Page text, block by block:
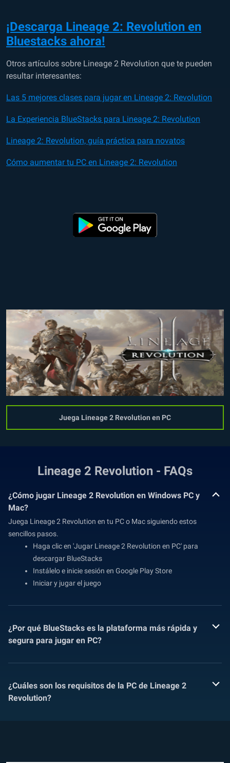
¡Descarga Lineage 2: Revolution en
Bluestacks ahora!
Otros artículos sobre Lineage 2 Revolution que te pueden
resultar interesantes:
Las 5 mejores clases para jugar en Lineage 2: Revolution
La Experiencia BlueStacks para Lineage 2: Revolution
Lineage 2: Revolution, guía práctica para novatos
Cómo aumentar tu PC en Lineage 2: Revolution
Juega Lineage 2 Revolution en PC
Lineage 2 Revolution - FAQs
¿Cómo jugar Lineage 2 Revolution en Windows PC y
Mac?
Juega Lineage 2 Revolution en tu PC o Mac siguiendo estos
sencillos pasos.
Haga clic en 'Jugar Lineage 2 Revolution en PC' para
descargar BlueStacks
Instálelo e inicie sesión en Google Play Store
Iniciar y jugar el juego
¿Por qué BlueStacks es la plataforma más rápida y
segura para jugar en PC?
¿Cuáles son los requisitos de la PC de Lineage 2
Revolution?